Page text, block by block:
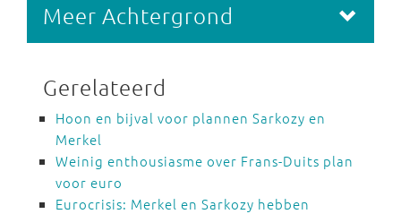
Meer Achtergrond
Gerelateerd
Hoon en bijval voor plannen Sarkozy en
Merkel
Weinig enthousiasme over Frans-Duits plan
voor euro
Eurocrisis: Merkel en Sarkozy hebben